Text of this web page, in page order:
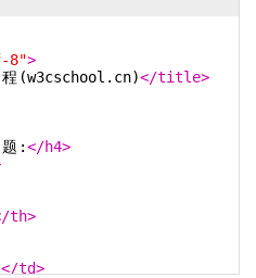
8">
程 (w3cschool.cn)</title>
题 :</h4>
th>
</td>